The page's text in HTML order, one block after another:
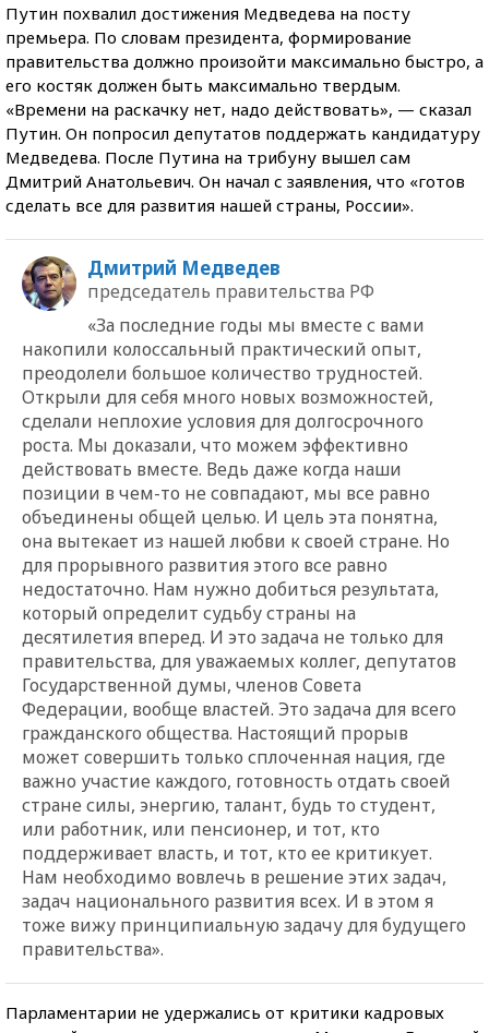
Путин похвалил достижения Медведева на посту
премьера. По словам президента, формирование
правительства должно произойти максимально быстро, а
его костяк должен быть максимально твердым.
«Времени на раскачку нет, надо действовать», — сказал
Путин. Он попросил депутатов поддержать кандидатуру
Медведева. После Путина на трибуну вышел сам
Дмитрий Анатольевич. Он начал с заявления, что «готов
сделать все для развития нашей страны, России».
Дмитрий Медведев
председатель правительства РФ
«За последние годы мы вместе с вами
накопили колоссальный практический опыт,
преодолели большое количество трудностей.
Открыли для себя много новых возможностей,
сделали неплохие условия для долгосрочного
роста. Мы доказали, что можем эффективно
действовать вместе. Ведь даже когда наши
позиции в чем-то не совпадают, мы все равно
объединены общей целью. И цель эта понятна,
она вытекает из нашей любви к своей стране. Но
для прорывного развития этого все равно
недостаточно. Нам нужно добиться результата,
который определит судьбу страны на
десятилетия вперед. И это задача не только для
правительства, для уважаемых коллег, депутатов
Государственной думы, членов Совета
Федерации, вообще властей. Это задача для всего
гражданского общества. Настоящий прорыв
может совершить только сплоченная нация, где
важно участие каждого, готовность отдать своей
стране силы, энергию, талант, будь то студент,
или работник, или пенсионер, и тот, кто
поддерживает власть, и тот, кто ее критикует.
Нам необходимо вовлечь в решение этих задач,
задач национального развития всех. И в этом я
тоже вижу принципиальную задачу для будущего
правительства».
Парламентарии не удержались от критики кадровых